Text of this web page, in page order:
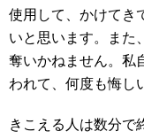
使用して、かけてき
いと思います。また
奪いかねません。私
われて、何度も悔し
きこえる人は数分で